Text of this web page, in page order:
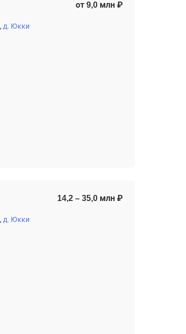
д. Юкки
от 9,0 млн ₽
д. Юкки
14,2 – 35,0 млн ₽